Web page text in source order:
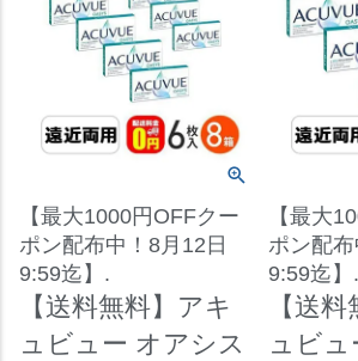
【最大1000円OFFクー
ポン配布中！8月12日
9:59迄】.
【送料無料】アキ
ュビュー オアシス
【最大
ポン配
9:59迄】.
【送
ュビュ